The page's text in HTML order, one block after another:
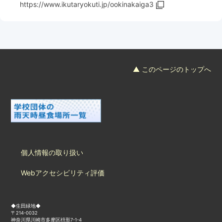
https://www.ikutaryokuti.jp/ookinakaiga3
▲ このページのトップへ
個人情報の取り扱い
Webアクセシビリティ評価
◆生田緑地◆
〒214-0032
神奈川県川崎市多摩区枡形7-1-4